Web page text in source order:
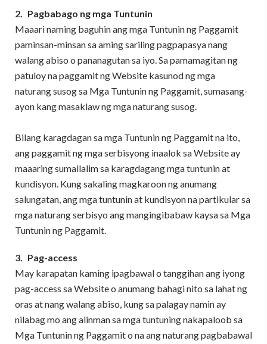
2. Pagbabago ng mga Tuntunin
Maaari naming baguhin ang mga Tuntunin ng Paggamit
paminsan-minsan sa aming sariling pagpapasya nang
walang abiso o pananagutan sa iyo. Sa pamamagitan ng
patuloy na paggamit ng Website kasunod ng mga
naturang susog sa Mga Tuntunin ng Paggamit, sumasang-
ayon kang masaklaw ng mga naturang susog.
Bilang karagdagan sa mga Tuntunin ng Paggamit na ito,
ang paggamit ng mga serbisyong inaalok sa Website ay
maaaring sumailalim sa karagdagang mga tuntunin at
kundisyon. Kung sakaling magkaroon ng anumang
salungatan, ang mga tuntunin at kundisyon na partikular sa
mga naturang serbisyo ang mangingibabaw kaysa sa Mga
Tuntunin ng Paggamit.
3. Pag-access
May karapatan kaming ipagbawal o tanggihan ang iyong
pag-access sa Website o anumang bahagi nito sa lahat ng
oras at nang walang abiso, kung sa palagay namin ay
nilabag mo ang alinman sa mga tuntuning nakapaloob sa
Mga Tuntunin ng Paggamit o na ang naturang pagbabawal